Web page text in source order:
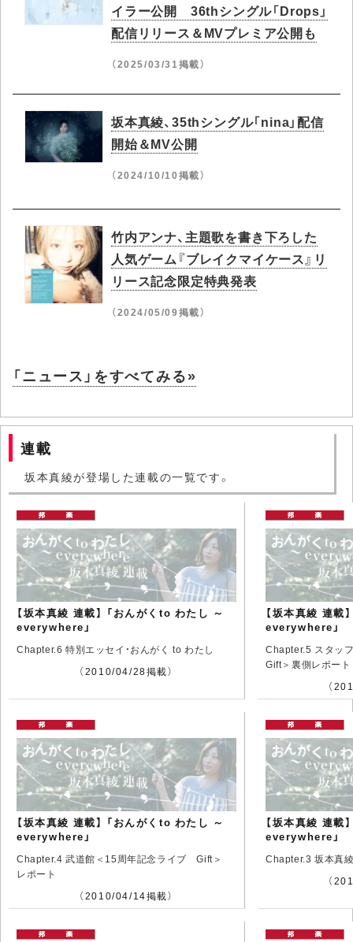
イラー公開 36thシングル「Drops」
配信リリース＆MVプレミア公開も
（2025/03/31掲載）
坂本真綾、35thシングル「nina」配信
開始＆MV公開
（2024/10/10掲載）
竹内アンナ、主題歌を書き下ろした
人気ゲーム『ブレイクマイケース』リ
リース記念限定特典発表
（2024/05/09掲載）
「ニュース」をすべてみる»
連載
坂本真綾が登場した連載の一覧です。
【坂本真綾 連載】 「おんがくto わたし ～
everywhere」
Chapter.6 特別エッセイ・おんがく to わたし
（2010/04/28掲載）
【坂本真綾 連載
everywhere」
Chapter.5 スタッ
Gift＞裏側レポート
（
【坂本真綾 連載】 「おんがくto わたし ～
everywhere」
Chapter.4 武道館＜15周年記念ライブ Gift＞
レポート
（2010/04/14掲載）
【坂本真綾 連載
everywhere」
Chapter.3 坂本真
（